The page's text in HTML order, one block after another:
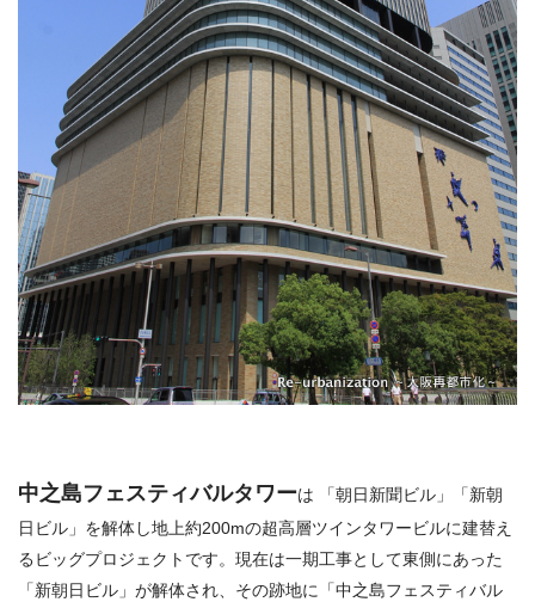
中之島フェスティバルタワーは 「朝日新聞ビル」「新朝
日ビル」を解体し地上約200mの超高層ツインタワービルに建替え
るビッグプロジェクトです。現在は一期工事として東側にあった
「新朝日ビル」が解体され、その跡地に「中之島フェスティバル